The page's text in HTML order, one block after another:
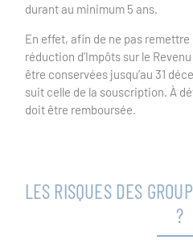
durant au minimum 5 ans.
En effet, afin de ne pas
réduction d’Impôts sur le
être conservées jusqu’au 31
suit celle de la souscription. À
doit être remboursée.
LES RISQUES DES
?